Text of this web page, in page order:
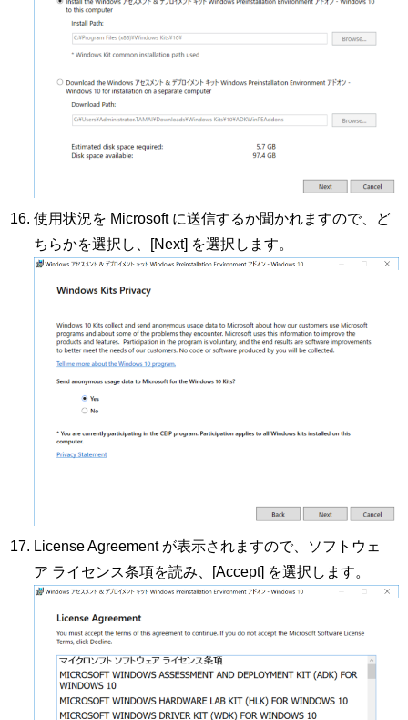
使用状況を Microsoft に送信するか聞かれますので、ど
ちらかを選択し、[Next] を選択します。
License Agreement が表示されますので、ソフトウェ
ア ライセンス条項を読み、[Accept] を選択します。